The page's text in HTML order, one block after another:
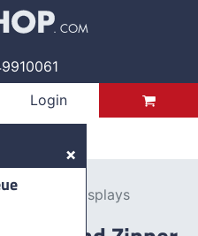
Login
Zipper Displays
×